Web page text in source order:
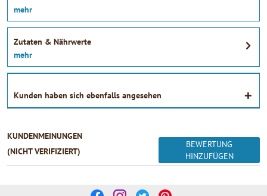
mehr
Zutaten & Nährwerte
mehr
Kunden haben sich ebenfalls angesehen
KUNDENMEINUNGEN
(NICHT VERIFIZIERT)
BEWERTUNG
HINZUFÜGEN